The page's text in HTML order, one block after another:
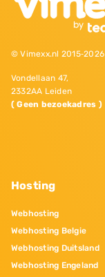
© Vimexx.nl
Vondellaan 47,
2332AA Leiden
( Geen bezoekadres )
Hosting
Webhosting
Webhosting Belgie
Webhosting Duitsland
Webhosting Engeland